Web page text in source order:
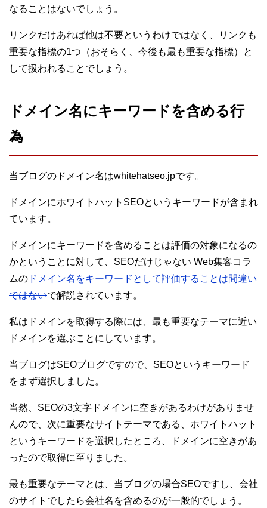
なることはないでしょう。
リンクだけあれば他は不要というわけではなく、リンクも
重要な指標の1つ（おそらく、今後も最も重要な指標）と
して扱われることでしょう。
ドメイン名にキーワードを含める行
為
当ブログのドメイン名はwhitehatseo.jpです。
ドメインにホワイトハットSEOというキーワードが含まれ
ています。
ドメインにキーワードを含めることは評価の対象になるの
かということに対して、SEOだけじゃない Web集客コラ
ムのドメイン名をキーワードとして評価することは間違い
ではないで解説されています。
私はドメインを取得する際には、最も重要なテーマに近い
ドメインを選ぶことにしています。
当ブログはSEOブログですので、SEOというキーワード
をまず選択しました。
当然、SEOの3文字ドメインに空きがあるわけがありませ
んので、次に重要なサイトテーマである、ホワイトハット
というキーワードを選択したところ、ドメインに空きがあ
ったので取得に至りました。
最も重要なテーマとは、当ブログの場合SEOですし、会社
のサイトでしたら会社名を含めるのが一般的でしょう。